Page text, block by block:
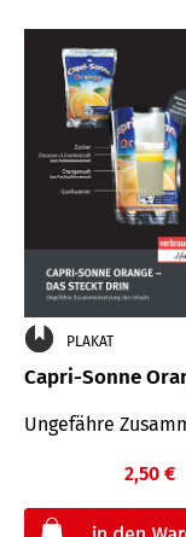
PLAKAT
Capri-Sonne
Ungefähre
2,50 €